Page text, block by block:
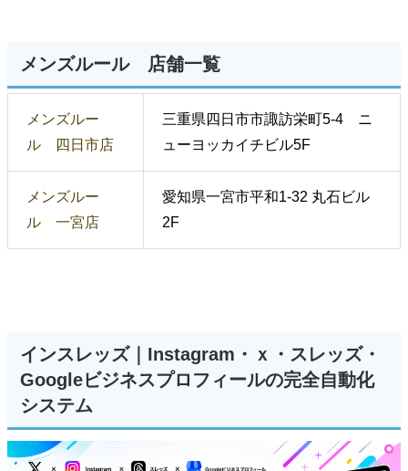
メンズルール 店舗一覧
メンズルー
ル 四日市店
三重県四日市市諏訪栄町5-4 ニ
ューヨッカイチビル5F
メンズルー
ル 一宮店
愛知県一宮市平和1-32 丸石ビル
2F
インスレッズ｜Instagram・ｘ・スレッズ・
Googleビジネスプロフィールの完全自動化
システム